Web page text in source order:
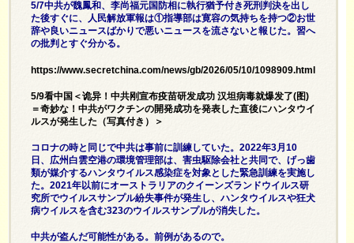
5/7中共が魏鳳和、李尚福元国防相に執行猶予付き死刑判決を出し
た後すぐに、人民解放軍報は①指導部は寛容の気持ちを持つ②お世
辞や良いニュースばかりで悪いニュースを流さないと報じた。習へ
の批判とすぐ分かる。
https://www.secretchina.com/news/gb/2026/05/10/1098909.html
5/9看中国＜诡异！中共刚宣布疫苗研发成功 汉坦病毒就爆发了(图)
＝奇妙な！中共がワクチンの開発成功を発表した直後にハンタウイ
ルスが発生した（写真付き）＞
コロナの時と同じで中共は事前に訓練していた。2022年3月10
日、広州白雲空港の環境管理部は、害虫駆除会社と共同で、げっ歯
類が媒介するハンタウイルス感染症を対象とした緊急訓練を実施し
た。2021年以前にオーストラリアのクイーンズランドウイルス研
究所でウイルスサンプル紛失事件が発生し、ハンタウイルスや狂犬
病ウイルスを含む323のウイルスサンプルが消失した。
中共が盗んだ可能性がある。前例があるので。